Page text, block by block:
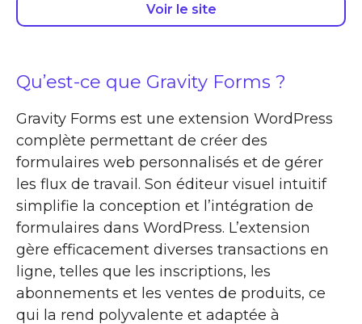
Voir le site
Qu’est-ce que Gravity Forms ?
Gravity Forms est une extension WordPress
complète permettant de créer des
formulaires web personnalisés et de gérer
les flux de travail. Son éditeur visuel intuitif
simplifie la conception et l’intégration de
formulaires dans WordPress. L’extension
gère efficacement diverses transactions en
ligne, telles que les inscriptions, les
abonnements et les ventes de produits, ce
qui la rend polyvalente et adaptée à